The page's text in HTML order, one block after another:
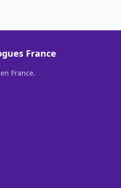
France
France.